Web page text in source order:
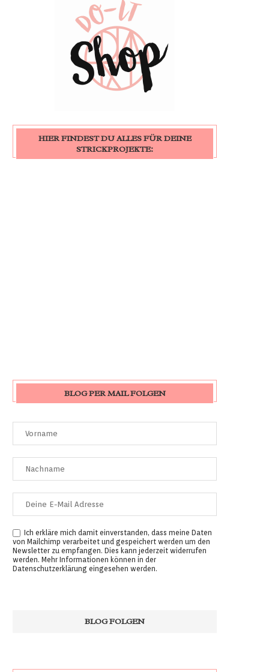
HIER FINDEST DU ALLES FÜR DEINE
STRICKPROJEKTE:
BLOG PER MAIL FOLGEN
Ich erkläre mich damit einverstanden, dass meine Daten
von Mailchimp verarbeitet und gespeichert werden um den
Newsletter zu empfangen. Dies kann jederzeit widerrufen
werden. Mehr Informationen können in der
Datenschutzerklärung eingesehen werden.